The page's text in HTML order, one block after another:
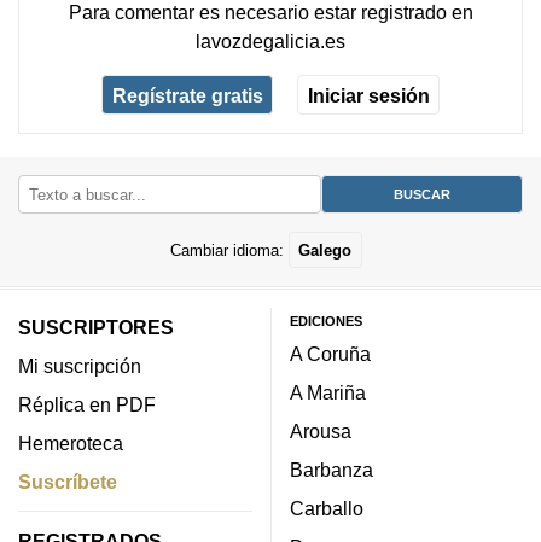
Para comentar es necesario estar registradoen
lavozdegalicia.es
Regístrate gratis Iniciar sesión
Cambiar idioma: Galego
SUSCRIPTORES
Mi suscripción
Réplica en PDF
Hemeroteca
Suscríbete
EDICIONES
A Coruña
A Mariña
Arousa
Barbanza
Carballo